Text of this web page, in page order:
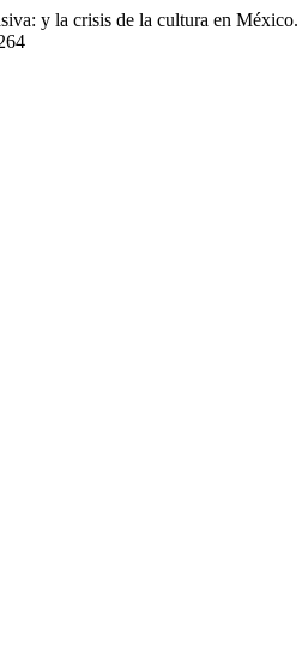
y la crisis de la cultura en México.